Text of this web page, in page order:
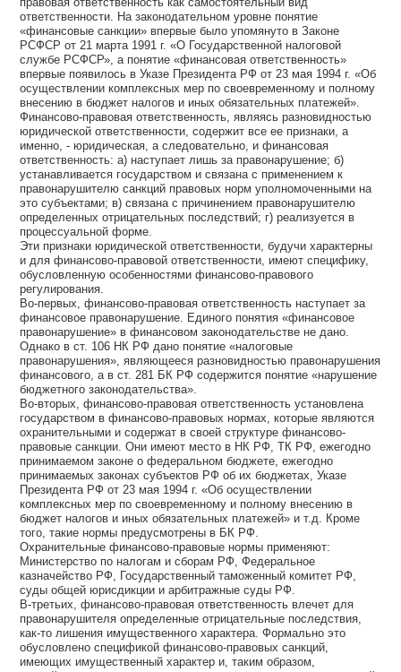
ответственности. На законодательном уровне понятие
«финансовые санкции» впервые было упомянуто в Законе
РСФСР от 21 марта 1991 г. «О Государственной налоговой
службе РСФСР», а понятие «финансовая ответственность»
впервые появилось в Указе Президента РФ от 23 мая 1994 г. «Об
осуществлении комплексных мер по своевременному и полному
внесению в бюджет налогов и иных обязательных платежей».
Финансово-правовая ответственность, являясь разновидностью
юридической ответственности, содержит все ее признаки, а
именно, - юридическая, а следовательно, и финансовая
ответственность: а) наступает лишь за правонарушение; б)
устанавливается государством и связана с применением к
правонарушителю санкций правовых норм уполномоченными на
это субъектами; в) связана с причинением правонарушителю
определенных отрицательных последствий; г) реализуется в
процессуальной форме.
Эти признаки юридической ответственности, будучи характерны
и для финансово-правовой ответственности, имеют специфику,
обусловленную особенностями финансово-правового
регулирования.
Во-первых, финансово-правовая ответственность наступает за
финансовое правонарушение. Единого понятия «финансовое
правонарушение» в финансовом законодательстве не дано.
Однако в ст. 106 НК РФ дано понятие «налоговые
правонарушения», являющееся разновидностью правонарушения
финансового, а в ст. 281 БК РФ содержится понятие «нарушение
бюджетного законодательства».
Во-вторых, финансово-правовая ответственность установлена
государством в финансово-правовых нормах, которые являются
охранительными и содержат в своей структуре финансово-
правовые санкции. Они имеют место в НК РФ, ТК РФ, ежегодно
принимаемом законе о федеральном бюджете, ежегодно
принимаемых законах субъектов РФ об их бюджетах, Указе
Президента РФ от 23 мая 1994 г. «Об осуществлении
комплексных мер по своевременному и полному внесению в
бюджет налогов и иных обязательных платежей» и т.д. Кроме
того, такие нормы предусмотрены в БК РФ.
Охранительные финансово-правовые нормы применяют:
Министерство по налогам и сборам РФ, Федеральное
казначейство РФ, Государственный таможенный комитет РФ,
суды общей юрисдикции и арбитражные суды РФ.
В-третьих, финансово-правовая ответственность влечет для
правонарушителя определенные отрицательные последствия,
как-то лишения имущественного характера. Формально это
обусловлено спецификой финансово-правовых санкций,
имеющих имущественный характер и, таким образом,